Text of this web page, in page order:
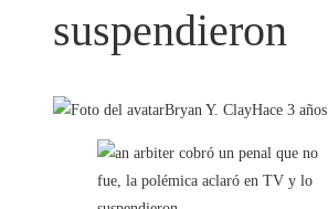
suspendieron
Bryan Y. ClayHace 3 años